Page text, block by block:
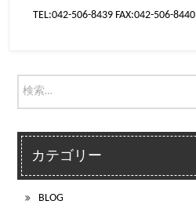
TEL:042-506-8439 FAX:042-506-8440
カテゴリー
BLOG